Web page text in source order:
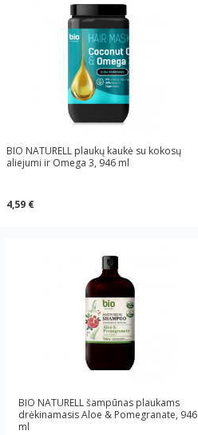
BIO NATURELL plaukų kaukė su kokosų
aliejumi ir Omega 3, 946 ml
4,59 €
BIO NATURELL šampūnas plaukams
drėkinamasis Aloe & Pomegranate, 946
ml